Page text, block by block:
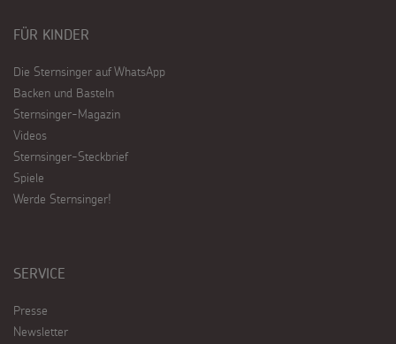
FÜR KINDER
Die Sternsinger auf WhatsApp
Backen und Basteln
Sternsinger-Magazin
Videos
Sternsinger-Steckbrief
Spiele
Werde Sternsinger!
SERVICE
Presse
Newsletter